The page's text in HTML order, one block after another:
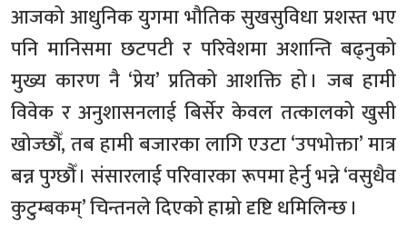
आजको आधुनिक युगमा भौतिक सुखसुविधा प्रशस्त भए
पनि मानिसमा छटपटी र परिवेशमा अशान्ति बढ्नुको
मुख्य कारण नै ‘प्रेय’ प्रतिको आशक्ति हो । जब हामी
विवेक र अनुशासनलाई बिर्सेर केवल तत्कालको खुसी
खोज्छौँ, तब हामी बजारका लागि एउटा ‘उपभोक्ता’ मात्र
बन्न पुग्छौँ । संसारलाई परिवारका रूपमा हेर्नु भन्ने ‘वसुधैव
कुटुम्बकम्’ चिन्तनले दिएको हाम्रो दृष्टि धमिलिन्छ ।